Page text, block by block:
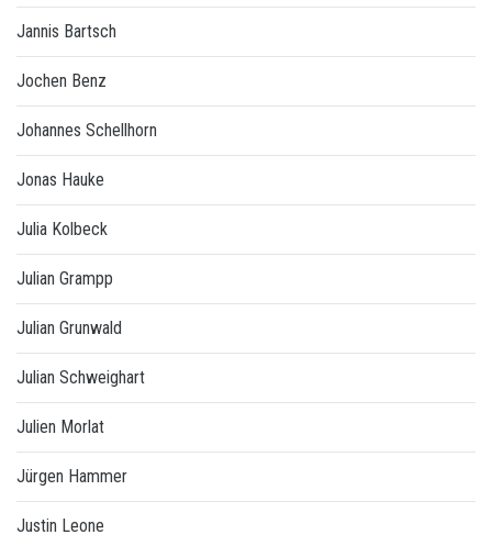
Jannis Bartsch
Jochen Benz
Johannes Schellhorn
Jonas Hauke
Julia Kolbeck
Julian Grampp
Julian Grunwald
Julian Schweighart
Julien Morlat
Jürgen Hammer
Justin Leone